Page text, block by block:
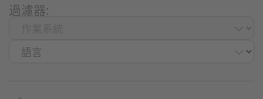
過濾器: